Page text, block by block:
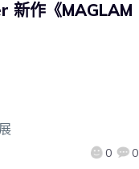
新作《MAGLAM
0 0